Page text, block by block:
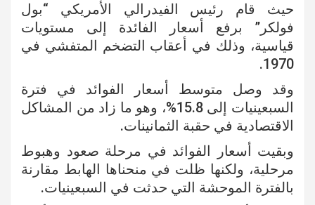
حيث قام رئيس الفيدرالي الأمريكي “بول
فولكر” برفع أسعار الفائدة إلى مستويات
قياسية، وذلك في أعقاب التضخم المتفشي في
1970.
وقد وصل متوسط أسعار الفوائد في فترة
السبعينيات إلى 15.8%، وهو ما زاد من المشاكل
الاقتصادية في حقبة الثمانينات.
وبقيت أسعار الفوائد في مرحلة صعود وهبوط
مرحلية، ولكنها ظلت في منحناها الهابط مقارنة
بالفترة الموحشة التي حدثت في السبعينيات.